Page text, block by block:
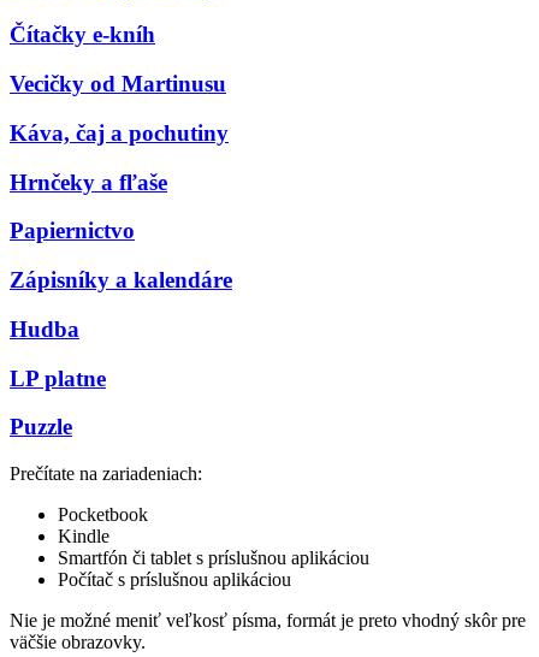
Čítačky e-kníh
Vecičky od Martinusu
Káva, čaj a pochutiny
Hrnčeky a fľaše
Papiernictvo
Zápisníky a kalendáre
Hudba
LP platne
Puzzle
Prečítate na zariadeniach:
Pocketbook
Kindle
Smartfón či tablet s príslušnou aplikáciou
Počítač s príslušnou aplikáciou
Nie je možné meniť veľkosť písma, formát je preto vhodný skôr pre
väčšie obrazovky.